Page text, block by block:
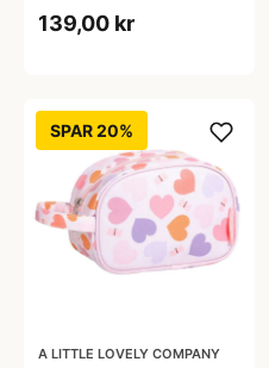
139,00 kr
SPAR 20%
A LITTLE LOVELY COMPANY